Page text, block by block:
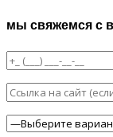
мы свяжемся с